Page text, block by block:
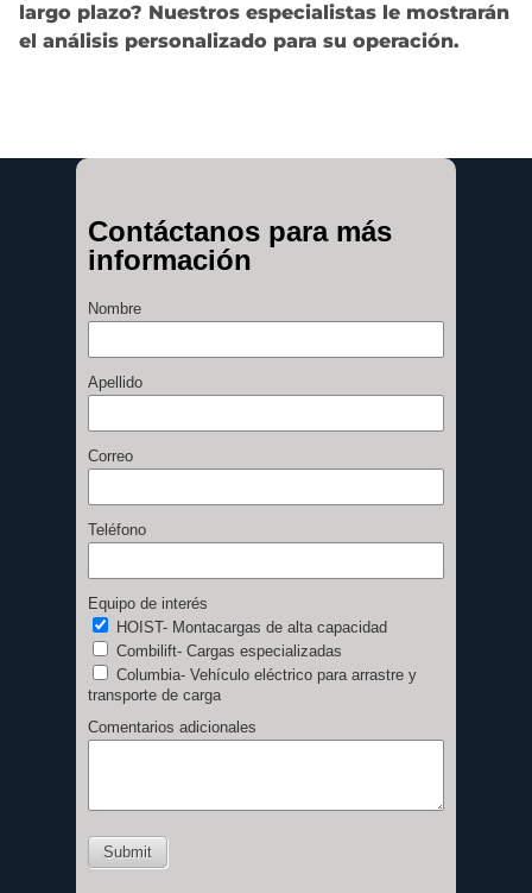
largo plazo? Nuestros especialistas le mostrarán
el análisis personalizado para su operación.